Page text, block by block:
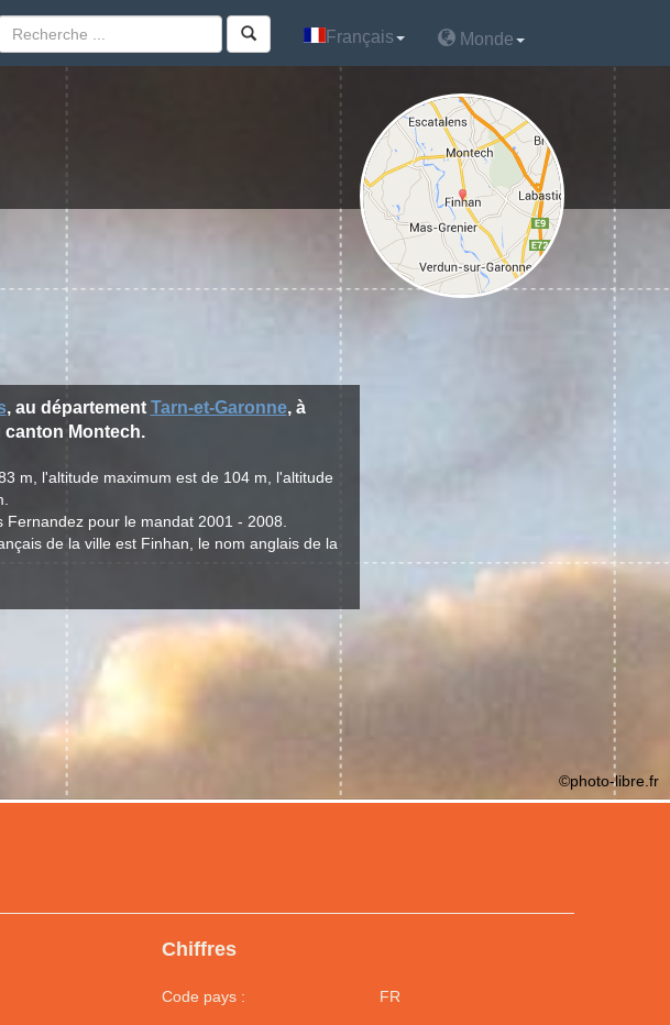
Français Monde
Chiffres
Code pays : FR
, au département Tarn-et-Garonne, à
canton Montech.
m, l'altitude maximum est de 104 m, l'altitude
pour le mandat 2001 - 2008.
de la ville est Finhan, le nom anglais de la
©photo-libre.fr
Français Monde